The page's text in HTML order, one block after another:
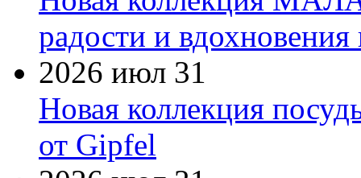
радости и
2026 июл 31
Новая коллекция
от Gipfel